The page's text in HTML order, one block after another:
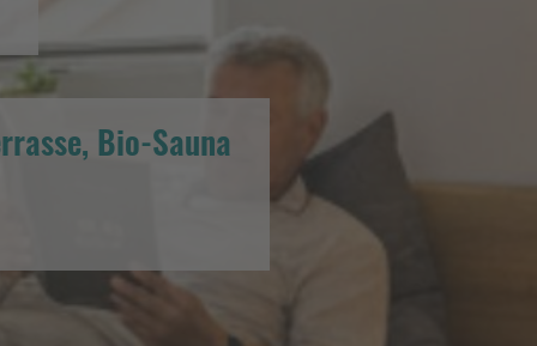
Bio-Sauna